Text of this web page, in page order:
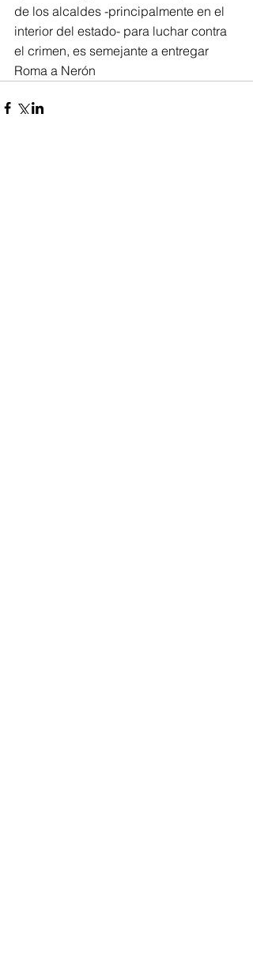
de los alcaldes -principalmente en el
interior del estado- para luchar contra
el crimen, es semejante a entregar
Roma a Nerón